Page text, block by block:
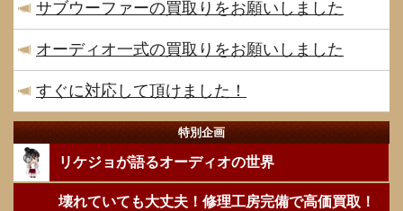
サブウーファーの買取りをお願いしました
オーディオ一式の買取りをお願いしました
すぐに対応して頂けました！
特別企画
リケジョが語るオーディオの世界
壊れていても大丈夫！修理工房完備で高価買取！